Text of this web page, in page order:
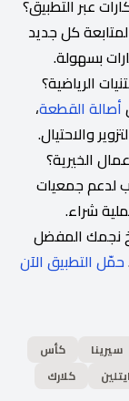
عبر التطبيق؟
لمتابعة كل جديد
بسهولة.
الرياضية؟
أصالة القطعة،
والاحتيال.
الخيرية؟
لدعم جمعيات
شراء.
نجمك المفضل
حمّل التطبيق الآن
سيرينا
كأس
كلارك